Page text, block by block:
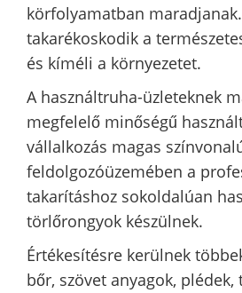
körfolyamatban
takarékoskodik a
és kíméli a környezetet.
A használtruha-üzleteknek
megfelelő minőségű
vállalkozás magas
feldolgozóüzemében a
takarításhoz sokoldalúan
törlőrongyok készülnek.
Értékesítésre kerülnek
bőr, szövet anyagok,